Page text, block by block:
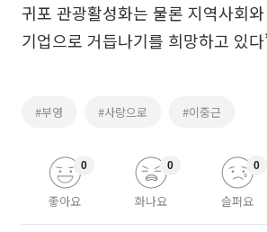
귀포 관광활성화는 물론 지역사회
기업으로 거듭나기를 희망하고 있
#부영 #사랑으로 #이중근
좋아요
0
화나요
0
슬퍼요
0